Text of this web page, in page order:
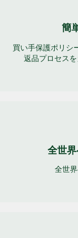
簡
買い手保護ポリシ
返品プロセス
全世
全世